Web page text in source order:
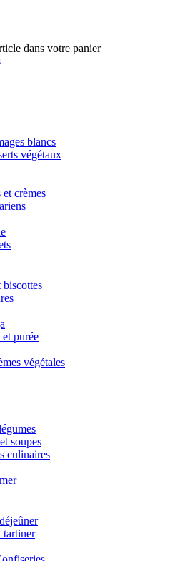
dans votre panier
blancs
végétaux
crèmes
purée
végétales
soupes
culinaires
tartiner